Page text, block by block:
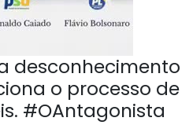
desconhecimento
o processo de
#OAntagonista